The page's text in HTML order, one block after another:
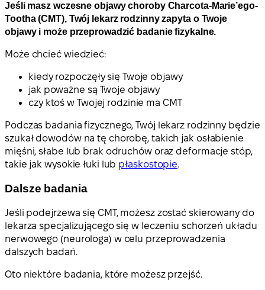
Jeśli masz wczesne objawy choroby Charcota-Marie’ego-
Tootha (CMT), Twój lekarz rodzinny zapyta o Twoje
objawy i może przeprowadzić badanie fizykalne.
Może chcieć wiedzieć:
kiedy rozpoczęły się Twoje objawy
jak poważne są Twoje objawy
czy ktoś w Twojej rodzinie ma CMT
Podczas badania fizycznego, Twój lekarz rodzinny będzie
szukał dowodów na tę chorobę, takich jak osłabienie
mięśni, słabe lub brak odruchów oraz deformacje stóp,
takie jak wysokie łuki lub płaskostopie.
Dalsze badania
Jeśli podejrzewa się CMT, możesz zostać skierowany do
lekarza specjalizującego się w leczeniu schorzeń układu
nerwowego (neurologa) w celu przeprowadzenia
dalszych badań.
Oto niektóre badania, które możesz przejść.